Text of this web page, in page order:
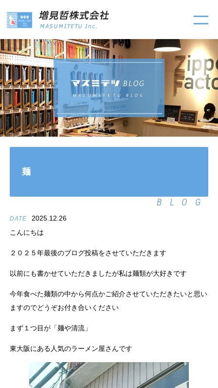
麺
BLOG
DATE
2025.12.26
こんにちは
２０２５年最後のブログ投稿をさせていただきます
以前にも書かせていただきましたが私は麺類が大好きです
今年食べた麺類の中から何点かご紹介させていただきたいと思い
ますのでどうぞお付き合いください
まず１つ目が「麺や清流」
東大阪にある人気のラーメン屋さんです